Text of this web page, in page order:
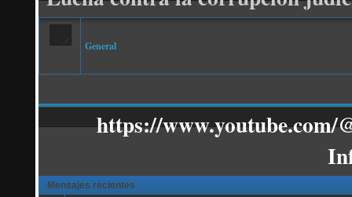
General
https://www.youtube.com/
Mensajes recientes